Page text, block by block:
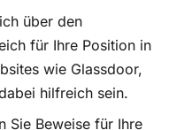
über den
für Ihre Position in
wie Glassdoor,
hilfreich sein.
Sie Beweise für Ihre